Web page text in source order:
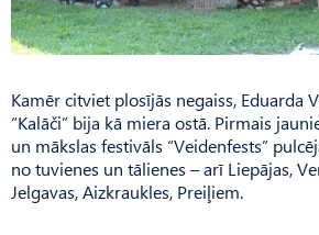
Kamēr citviet plosījās negaiss, Eduarda
“Kalāči” bija kā miera ostā. Pirmais
un mākslas festivāls “Veidenfests”
no tuvienes un tālienes – arī Liepājas,
Jelgavas, Aizkraukles, Preiļiem.